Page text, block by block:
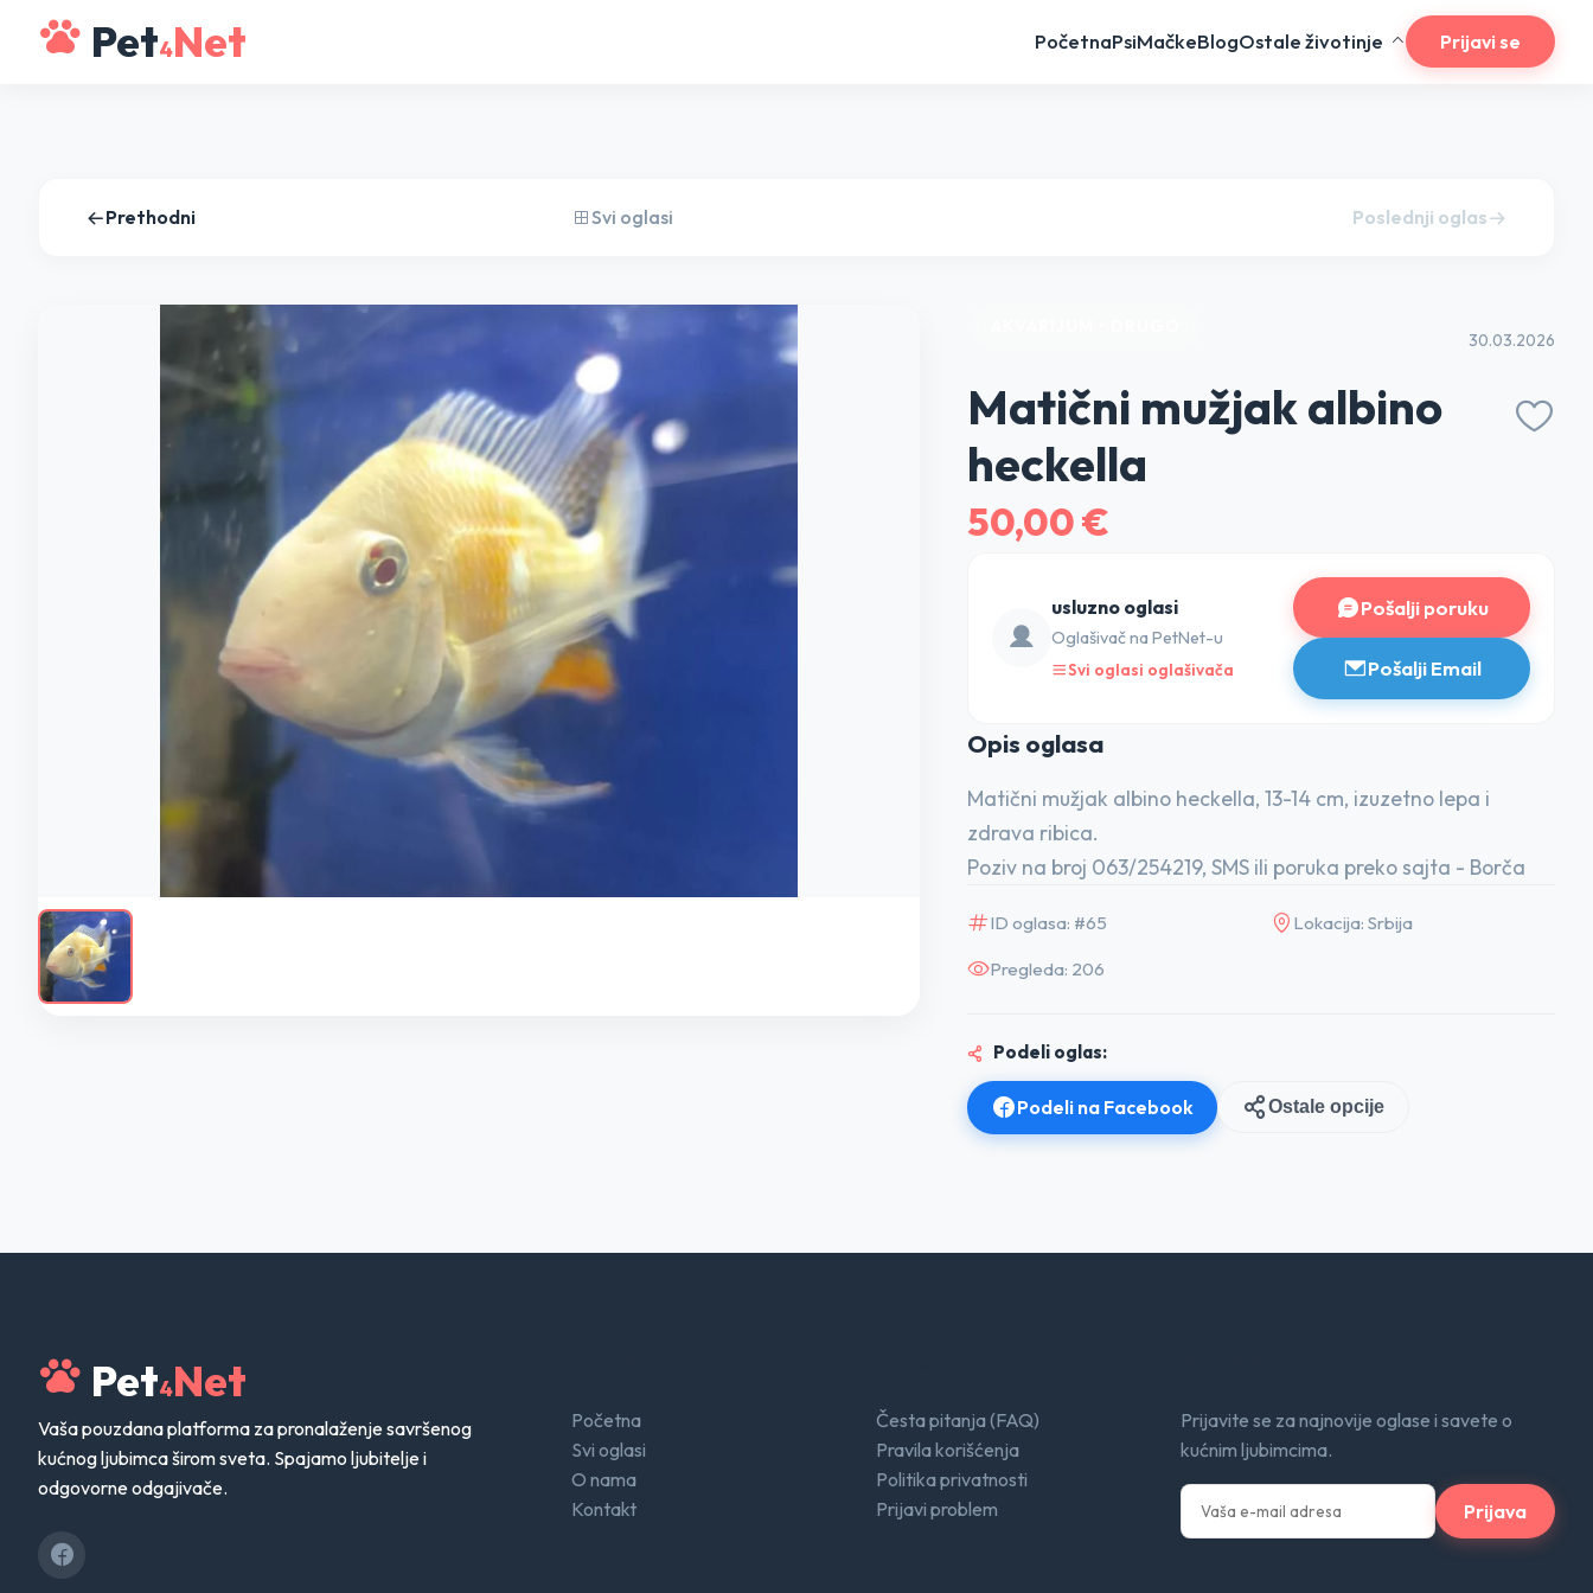
Pet4Net PočetnaPsiMačkeBlogOstale životinje Prijavi se
Prethodni Svi oglasi Poslednji oglas
30.03.2026
Matični mužjak albino
heckella
50,00 €
usluzno oglasi
Oglašivač na PetNet-u
Svi oglasi oglašivača
Pošalji poruku
Pošalji Email
Opis oglasa
Matični mužjak albino heckella, 13-14 cm, izuzetno lepa i
zdrava ribica.
Poziv na broj 063/254219, SMS ili poruka preko sajta - Borča
ID oglasa: #65 Lokacija: Srbija
Pregleda: 206
Podeli oglas:
Podeli na Facebook Ostale opcije
Pet4Net
Vaša pouzdana platforma za pronalaženje savršenog
kućnog ljubimca širom sveta. Spajamo ljubitelje i
odgovorne odgajivače.
Početna
Svi oglasi
O nama
Kontakt
Česta pitanja (FAQ)
Pravila korišćenja
Politika privatnosti
Prijavi problem
Prijavite se za najnovije oglase i savete o
kućnim ljubimcima.
Prijava